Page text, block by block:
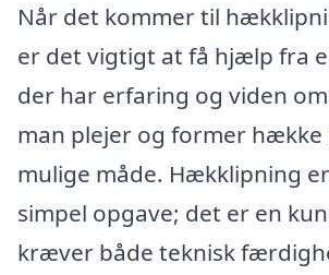
Når det kommer til
er det vigtigt at få hjælp fra
der har erfaring og viden
man plejer og former hække
mulige måde. Hækklipning
simpel opgave; det er en
kræver både teknisk